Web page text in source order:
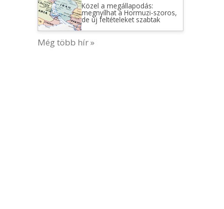
Közel a megállapodás:
megnyílhat a Hormuzi-szoros,
de új feltételeket szabtak
Még több hír »